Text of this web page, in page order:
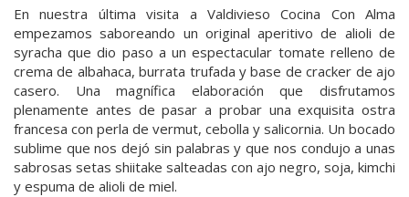
En nuestra última visita a Valdivieso Cocina Con Alma
empezamos saboreando un original aperitivo de alioli de
syracha que dio paso a un espectacular tomate relleno de
crema de albahaca, burrata trufada y base de cracker de ajo
casero. Una magnífica elaboración que disfrutamos
plenamente antes de pasar a probar una exquisita ostra
francesa con perla de vermut, cebolla y salicornia. Un bocado
sublime que nos dejó sin palabras y que nos condujo a unas
sabrosas setas shiitake salteadas con ajo negro, soja, kimchi
y espuma de alioli de miel.